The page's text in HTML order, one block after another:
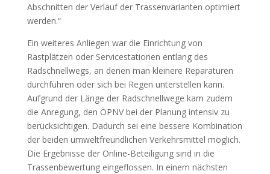
Abschnitten der Verlauf der Trassenvarianten optimiert
werden.“
Ein weiteres Anliegen war die Einrichtung von
Rastplätzen oder Servicestationen entlang des
Radschnellwegs, an denen man kleinere Reparaturen
durchführen oder sich bei Regen unterstellen kann.
Aufgrund der Länge der Radschnellwege kam zudem
die Anregung, den ÖPNV bei der Planung intensiv zu
berücksichtigen. Dadurch sei eine bessere Kombination
der beiden umweltfreundlichen Verkehrsmittel möglich.
Die Ergebnisse der Online-Beteiligung sind in die
Trassenbewertung eingeflossen. In einem nächsten